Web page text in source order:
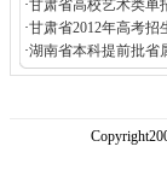
·甘肃省高校艺术类单
·甘肃省2012年高考招
·湖南省本科提前批省